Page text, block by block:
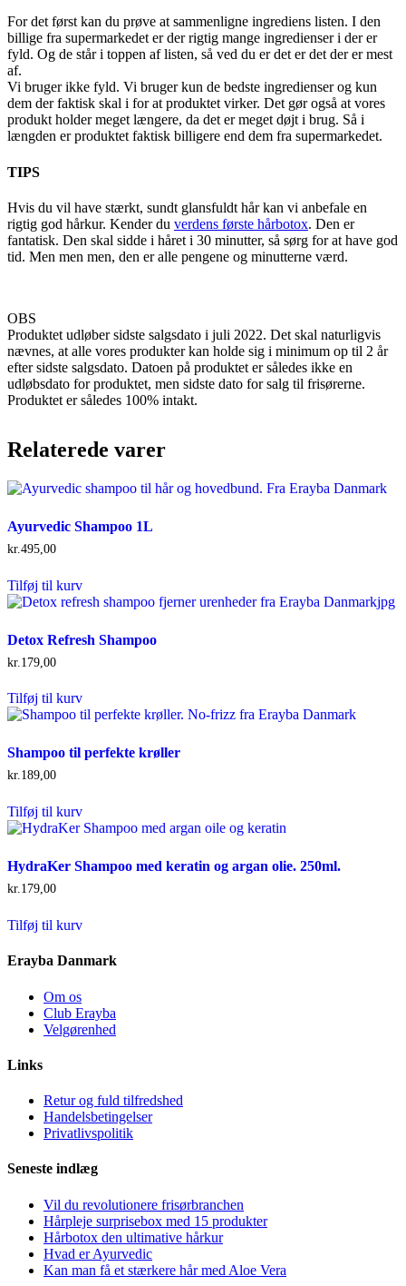
For det først kan du prøve at sammenligne ingrediens listen. I den
billige fra supermarkedet er der rigtig mange ingredienser i der er
fyld. Og de står i toppen af listen, så ved du er det er det der er mest
af.
Vi bruger ikke fyld. Vi bruger kun de bedste ingredienser og kun
dem der faktisk skal i for at produktet virker. Det gør også at vores
produkt holder meget længere, da det er meget døjt i brug. Så i
længden er produktet faktisk billigere end dem fra supermarkedet.
TIPS
Hvis du vil have stærkt, sundt glansfuldt hår kan vi anbefale en
rigtig god hårkur. Kender du verdens første hårbotox. Den er
fantatisk. Den skal sidde i håret i 30 minutter, så sørg for at have god
tid. Men men men, den er alle pengene og minutterne værd.
OBS
Produktet udløber sidste salgsdato i juli 2022. Det skal naturligvis
nævnes, at alle vores produkter kan holde sig i minimum op til 2 år
efter sidste salgsdato. Datoen på produktet er således ikke en
udløbsdato for produktet, men sidste dato for salg til frisørerne.
Produktet er således 100% intakt.
Relaterede varer
Ayurvedic Shampoo 1L
kr. 495,00
Tilføj til kurv
Detox Refresh Shampoo
kr. 179,00
Tilføj til kurv
Shampoo til perfekte krøller
kr.189,00
Tilføj til kurv
HydraKer Shampoo med keratin og argan olie. 250ml.
kr.179,00
Tilføj til kurv
Erayba Danmark
Om os
Club Erayba
Velgørenhed
Links
Retur og fuld tilfredshed
Handelsbetingelser
Privatlivspolitik
Seneste indlæg
Vil du revolutionere frisørbranchen
Hårpleje surprisebox med 15 produkter
Hårbotox den ultimative hårkur
Hvad er Ayurvedic
Kan man få et stærkere hår med Aloe Vera